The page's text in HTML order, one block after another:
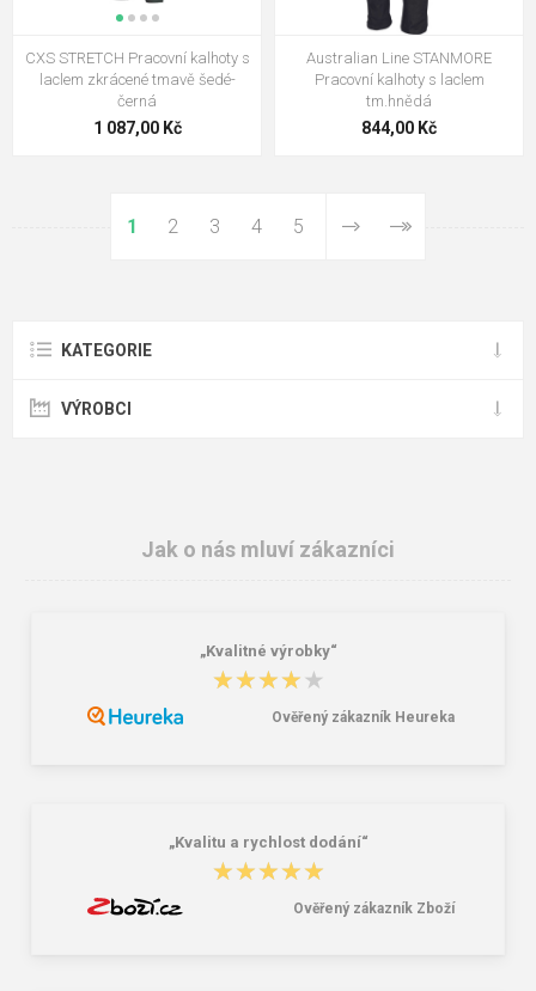
CXS STRETCH Pracovní kalhoty s
laclem zkrácené tmavě šedé-
černá
1 087,00 Kč
Australian Line STANMORE
Pracovní kalhoty s laclem
tm.hnědá
844,00 Kč
1 2 3 4 5
KATEGORIE
VÝROBCI
Jak o nás mluví zákazníci
„Kvalitné výrobky“
★★★★★
★★★★★
Ověřený zákazník Heureka
„Kvalitu a rychlost dodání“
★★★★★
★★★★★
Ověřený zákazník Zboží